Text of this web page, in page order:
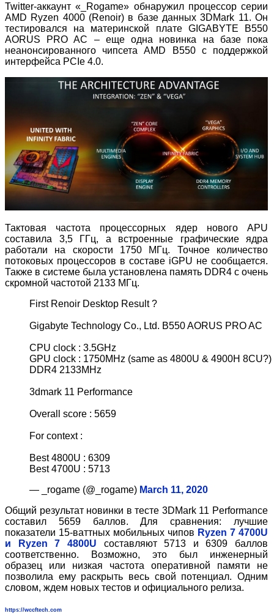
Twitter-аккаунт «_Rogame» обнаружил процессор серии
AMD Ryzen 4000 (Renoir) в базе данных 3DMark 11. Он
тестировался на материнской плате GIGABYTE B550
AORUS PRO AC – еще одна новинка на базе пока
неанонсированного чипсета AMD B550 с поддержкой
интерфейса PCIe 4.0.
Тактовая частота процессорных ядер нового APU
составила 3,5 ГГц, а встроенные графические ядра
работали на скорости 1750 МГц. Точное количество
потоковых процессоров в составе iGPU не сообщается.
Также в системе была установлена память DDR4 с очень
скромной частотой 2133 МГц.
First Renoir Desktop Result ?
Gigabyte Technology Co., Ltd. B550 AORUS PRO AC
CPU clock : 3.5GHz
GPU clock : 1750MHz (same as 4800U & 4900H 8CU?)
DDR4 2133MHz
3dmark 11 Performance
Overall score : 5659
For context :
Best 4800U : 6309
Best 4700U : 5713
— _rogame (@_rogame) March 11, 2020
Общий результат новинки в тесте 3DMark 11 Performance
составил 5659 баллов. Для сравнения: лучшие
показатели 15-ваттных мобильных чипов Ryzen 7 4700U
и Ryzen 7 4800U составляют 5713 и 6309 баллов
соответственно. Возможно, это был инженерный
образец или низкая частота оперативной памяти не
позволила ему раскрыть весь свой потенциал. Одним
словом, ждем новых тестов и официального релиза.
https://wccftech.com